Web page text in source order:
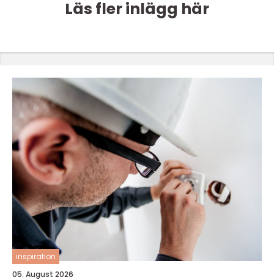
Läs fler inlägg här
inspiration
05. August 2026